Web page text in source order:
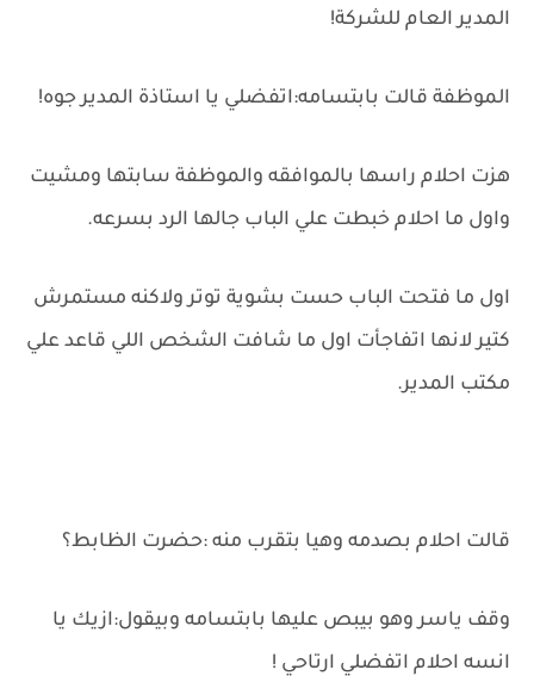
المدير العام للشركة!
الموظفة قالت بابتسامه:اتفضلي يا استاذة المدير جوه!
هزت احلام راسها بالموافقه والموظفة سابتها ومشيت
واول ما احلام خبطت علي الباب جالها الرد بسرعه.
اول ما فتحت الباب حست بشوية توتر ولاكنه مستمرش
كتير لانها اتفاجأت اول ما شافت الشخص اللي قاعد علي
مكتب المدير.
قالت احلام بصدمه وهيا بتقرب منه :حضرت الظابط؟
وقف ياسر وهو بيبص عليها بابتسامه وبيقول:ازيك يا
انسه احلام اتفضلي ارتاحي !